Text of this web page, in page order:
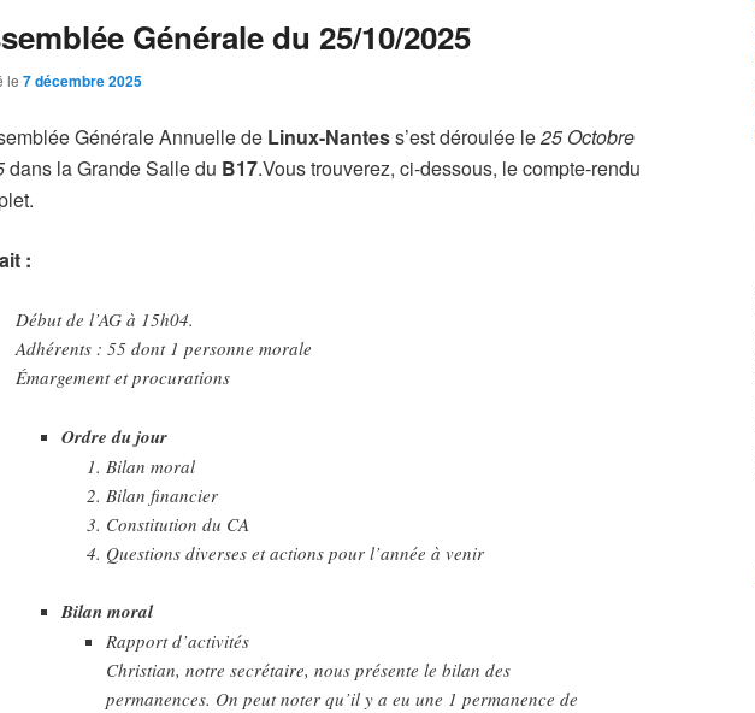
Générale du 25/10/2025
le 7 décembre 2025
Générale Annuelle de Linux-Nantess’est déroulée le25 Octobre
dans la Grande Salle du B17.Vous trouverez, ci-dessous, le compte-rendu
:
Début de l’AG à 15h04.
Adhérents : 55 dont 1 personne morale
Émargement et procurations
Ordre du jour
Bilan moral
Bilan financier
Constitution du CA
Questions diverses et actions pour l’année à venir
Bilan moral
Rapport d’activités
Christian, notre secrétaire, nous présente le bilan des
permanences. On peut noter qu’il y a eu une 1 permanence de